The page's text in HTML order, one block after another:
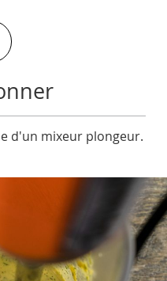
d'un mixeur plongeur.